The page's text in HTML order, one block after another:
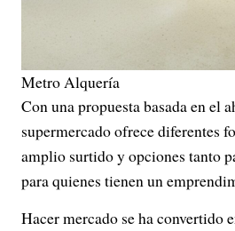
Metro Alquería
Con una propuesta basada en el
supermercado ofrece diferentes
amplio surtido y opciones tanto
para quienes tienen un
Hacer mercado se ha convertido